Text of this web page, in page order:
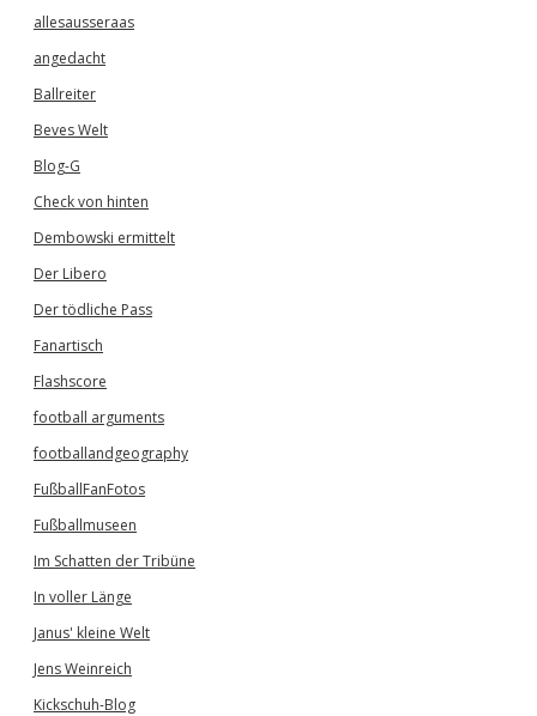
allesausseraas
angedacht
Ballreiter
Beves Welt
Blog-G
Check von hinten
Dembowski ermittelt
Der Libero
Der tödliche Pass
Fanartisch
Flashscore
football arguments
footballandgeography
FußballFanFotos
Fußballmuseen
Im Schatten der Tribüne
In voller Länge
Janus' kleine Welt
Jens Weinreich
Kickschuh-Blog